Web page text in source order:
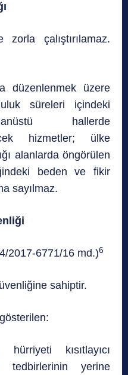
zorla çalıştırılamaz.
düzenlenmek üzere
süreleri içindeki
hallerde
hizmetler; ülke
alanlarda öngörülen
beden ve fikir
sayılmaz.
2017-6771/16 md.)6
sahiptir.
kısıtlayıcı
tedbirlerinin yerine